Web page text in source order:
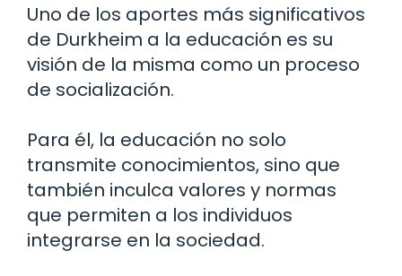
Uno de los aportes más significativos
de Durkheim a la educación es su
visión de la misma como un proceso
de socialización.
Para él, la educación no solo
transmite conocimientos, sino que
también inculca valores y normas
que permiten a los individuos
integrarse en la sociedad.